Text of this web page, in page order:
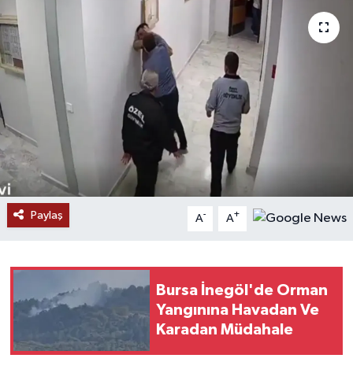
Paylaş A- A+
Bursa İnegöl'de Orman
Yangınına Havadan Ve
Karadan Müdahale